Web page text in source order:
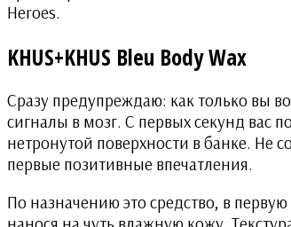
Heroes.
KHUS+KHUS Bleu Body Wax
Сразу предупреждаю: как только вы
сигналы в мозг. С первых секунд вас
нетронутой поверхности в банке. Не
первые позитивные впечатления.
По назначению это средство, в